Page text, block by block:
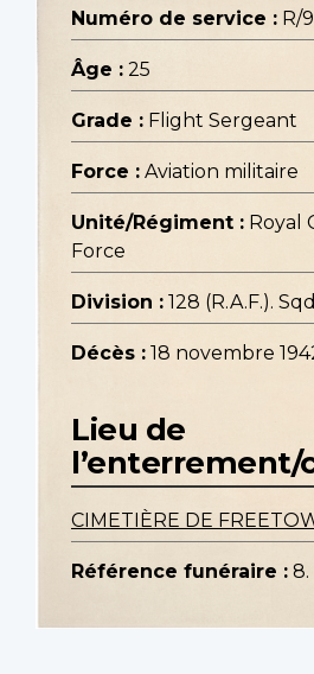
Numéro de service : R/
Âge : 25
Grade : Flight Sergeant
Force : Aviation militaire
Unité/Régiment : Royal
Force
Division : 128 (R.A.F.).
Décès : 18 novembre
Lieu de
CIMETIÈRE DE
Référence funéraire : 8.